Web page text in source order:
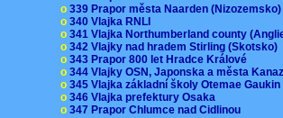
o 339 Prapor města Naarden
o 340 Vlajka RNLI
o 341 Vlajka Northumberland county
o 342 Vlajky nad hradem Stirling (Skotsko)
o 343 Prapor 800 let Hradce Králové
o 344 Vlajky OSN, Japonska a města
o 345 Vlajka základní školy Otemae
o 346 Vlajka prefektury Osaka
o 347 Prapor Chlumce nad Cidlinou